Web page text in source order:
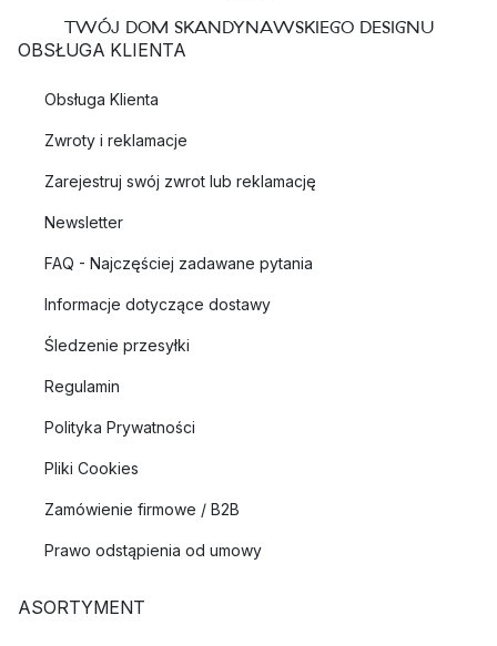
TWÓJ DOM SKANDYNAWSKIEGO DESIGNU
OBSŁUGA KLIENTA
Obsługa Klienta
Zwroty i reklamacje
Zarejestruj swój zwrot lub reklamację
Newsletter
FAQ - Najczęściej zadawane pytania
Informacje dotyczące dostawy
Śledzenie przesyłki
Regulamin
Polityka Prywatności
Pliki Cookies
Zamówienie firmowe / B2B
Prawo odstąpienia od umowy
ASORTYMENT